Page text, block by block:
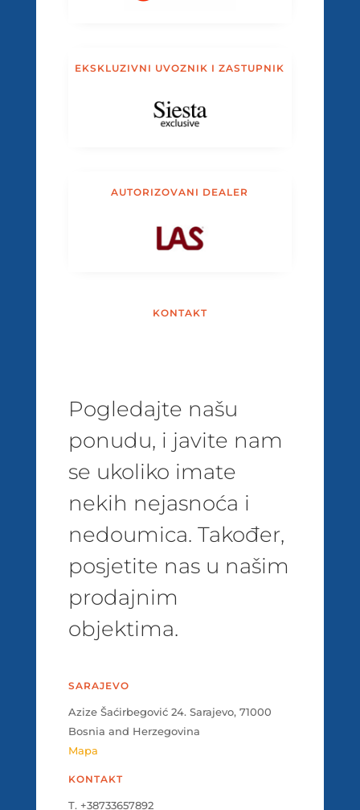
EKSKLUZIVNI UVOZNIK I ZASTUPNIK
AUTORIZOVANI DEALER
KONTAKT
Pogledajte našu
ponudu, i javite nam
se ukoliko imate
nekih nejasnoća i
nedoumica. Također,
posjetite nas u našim
prodajnim
objektima.
SARAJEVO
Azize Šaćirbegović 24. Sarajevo, 71000
Bosnia and Herzegovina
Mapa
KONTAKT
T. +38733657892